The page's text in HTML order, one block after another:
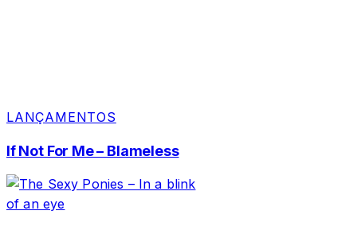
LANÇAMENTOS
If Not For Me – Blameless